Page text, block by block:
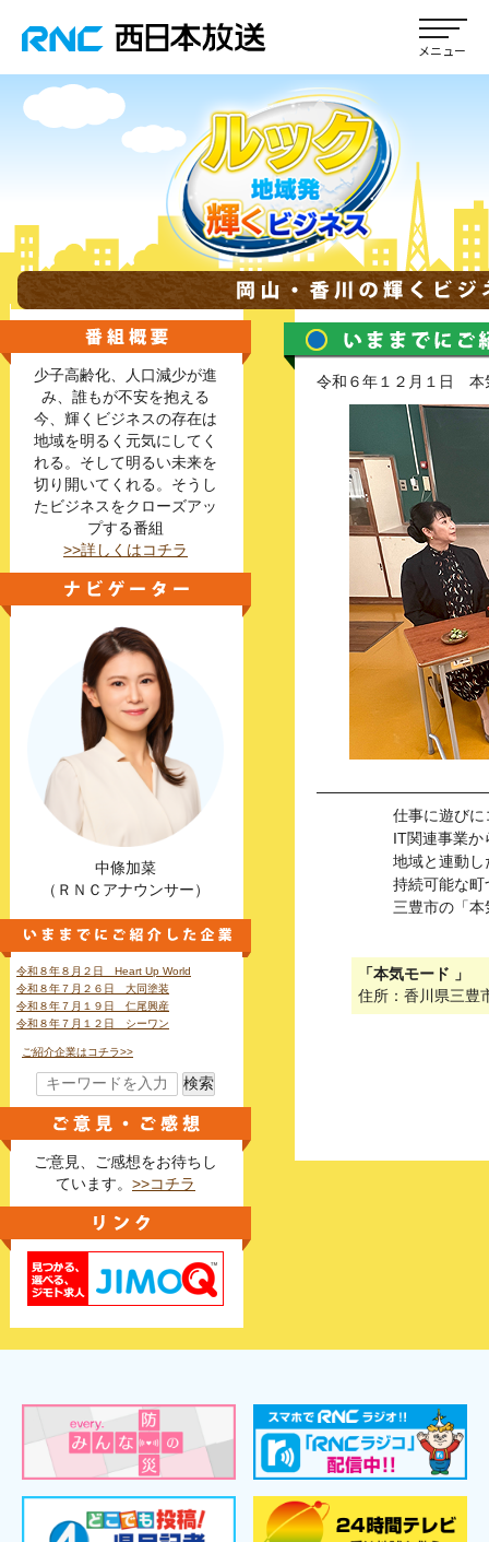
令和６年１２月１日 本
仕事に遊び
IT関連事業
地域と連動
持続可能な
三豊市の「
「本気モード 」
住所：香川県三豊
少子高齢化、人口減少が進
み、誰もが不安を抱える
今、輝くビジネスの存在は
地域を明るく元気にしてく
れる。そして明るい未来を
切り開いてくれる。そうし
たビジネスをクローズアッ
プする番組
>>詳しくはコチラ
中條加菜
（ＲＮＣアナウンサー）
令和８年８月２日 Heart Up World
令和８年７月２６日 大同塗装
令和８年７月１９日 仁尾興産
令和８年７月１２日 シーワン
ご紹介企業はコチラ>>
検索
ご意見、ご感想をお待ちし
ています。 >>コチラ